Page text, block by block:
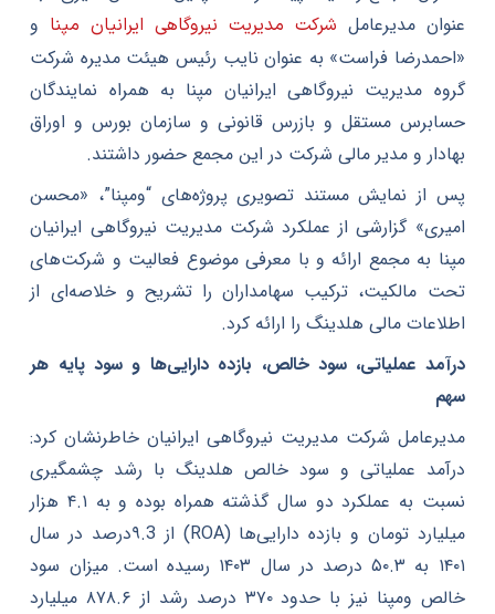
عنوان مدیرعامل شرکت مدیریت نیروگاهی ایرانیان مپنا و
«احمدرضا فراست» به عنوان نایب رئیس هیئت مدیره شرکت
گروه مدیریت نیروگاهی ایرانیان مپنا به همراه نمایندگان
حسابرس مستقل و بازرس قانونی و سازمان بورس و اوراق
بهادار و مدیر مالی شرکت در این مجمع حضور داشتند.
پس از نمایش مستند تصویری پروژه‌های “ومپنا”، «محسن
امیری» گزارشی از عملکرد شرکت مدیریت نیروگاهی ایرانیان
مپنا به مجمع ارائه و با معرفی موضوع فعالیت و شرکت‌های
تحت مالکیت، ترکیب سهامداران را تشریح و خلاصه‌ای از
اطلاعات مالی هلدینگ را ارائه کرد.
درآمد عملیاتی،سود خالص، بازده دارایی‌ها و سود پایه هر
سهم
مدیرعامل شرکت مدیریت نیروگاهی ایرانیان خاطرنشان کرد:
درآمد عملیاتی و سود خالص هلدینگ با رشد چشمگیری
نسبت به عملکرد دو سال گذشته همراه بوده و به ۴.۱ هزار
میلیارد تومان و بازده دارایی‌ها (ROA) از ۹.3درصد در سال
۱۴۰۱ به ۵۰.۳ درصد در سال ۱۴۰۳ رسیده است. میزان سود
خالص ومپنا نیز با حدود ۳۷۰ درصد رشد از ۸۷۸.۶ میلیارد